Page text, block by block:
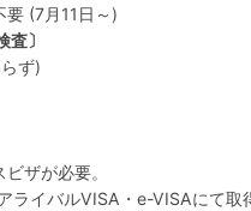
(7月11日～)
〕
ず)
ザが必要。
ライバルVISA・e-VISAにて取